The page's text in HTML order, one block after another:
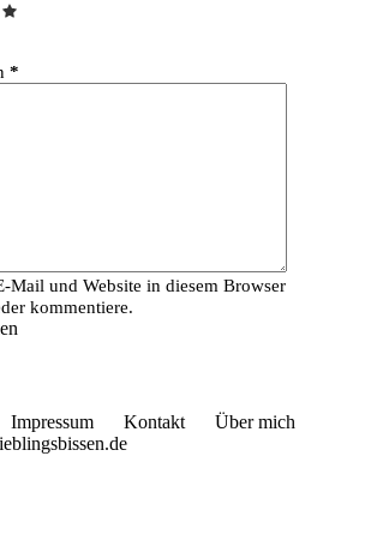
*
Mail und Website in diesem Browser
kommentiere.
Impressum Kontakt
Über mich